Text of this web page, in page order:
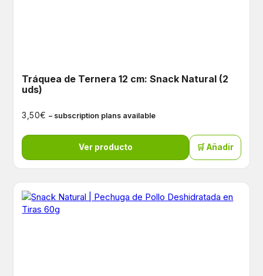
Tráquea de Ternera 12 cm: Snack Natural (2
uds)
3,50€ – subscription plans available
Ver producto 🛒 Añadir